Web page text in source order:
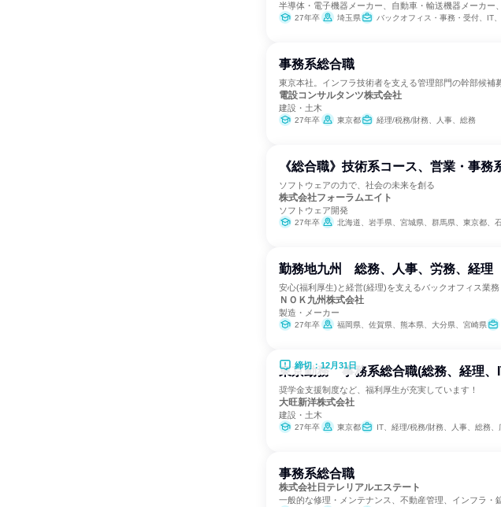
半導体・電子機器メーカー、自動車・輸送機器メーカー
27年卒 埼玉県 バックオフィス・事務・受付、IT
事務系総合職
東京本社。インフラ技術者を支える管理部門の幹部候補
電設コンサルタンツ株式会社
建設・土木
27年卒 東京都 経理/税務/財務、人事、総務
《総合職》技術系コース、営業・事務
ソフトウェアの力で、社会の未来を創る
株式会社フォーラムエイト
ソフトウェア開発
27年卒 北海道、岩手県、宮城県、群馬県、東京都、石川県、愛知県、大阪府、兵庫県、福
勤務地九州 総務、人事、労務、経理
安心(福利厚生)と経営(経理)を支えるバックオフィス業務
ＮＯＫ九州株式会社
製造・メーカー
27年卒 福岡県、佐賀県、熊本県、大分県、宮崎県
締切：12月31日
東京勤務 事務系総合職(総務、経理、
奨学金支援制度など、福利厚生が充実しています！
大旺新洋株式会社
建設・土木
27年卒 東京都 IT、経理/税務/財務、人事、総務、
事務系総合職
株式会社日テレリアルエステート
一般的な修理・メンテナンス、不動産管理、インフラ・